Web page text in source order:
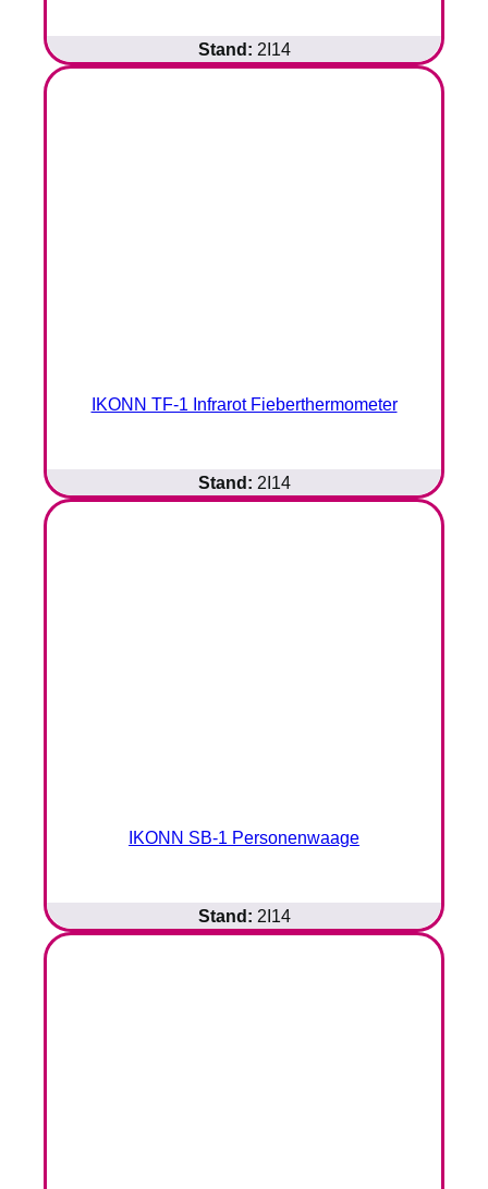
Stand: 2I14
IKONN TF-1 Infrarot Fieberthermometer
Stand: 2I14
IKONN SB-1 Personenwaage
Stand: 2I14